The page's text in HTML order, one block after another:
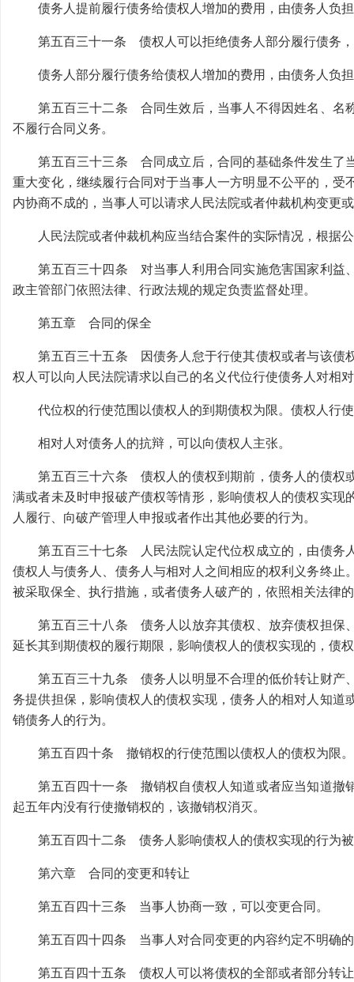
债务人提前履行债务给债权人增加的费用，由债务人负
第五百三十一条 债权人可以拒绝债务人部分履行债务，
债务人部分履行债务给债权人增加的费用，由债务人负
第五百三十二条 合同生效后，当事人不得因姓名、名称
不履行合同义务。
第五百三十三条 合同成立后，合同的基础条件发生了当
重大变化，继续履行合同对于当事人一方明显不公平的，
内协商不成的，当事人可以请求人民法院或者仲裁机构变更
人民法院或者仲裁机构应当结合案件的实际情况，根据公
第五百三十四条 对当事人利用合同实施危害国家利益、
政主管部门依照法律、行政法规的规定负责监督处理。
第五章 合同的保全
第五百三十五条 因债务人怠于行使其债权或者与该债权
权人可以向人民法院请求以自己的名义代位行使债务人对相
代位权的行使范围以债权人的到期债权为限。债权人行使
相对人对债务人的抗辩，可以向债权人主张。
第五百三十六条 债权人的债权到期前，债务人的债权或
满或者未及时申报破产债权等情形，影响债权人的债权实
人履行、向破产管理人申报或者作出其他必要的行为。
第五百三十七条 人民法院认定代位权成立的，由债务人
债权人与债务人、债务人与相对人之间相应的权利义务终
被采取保全、执行措施，或者债务人破产的，依照相关法律
第五百三十八条 债务人以放弃其债权、放弃债权担保、
延长其到期债权的履行期限，影响债权人的债权实现的，债
第五百三十九条 债务人以明显不合理的低价转让财产、
务提供担保，影响债权人的债权实现，债务人的相对人知
销债务人的行为。
第五百四十条 撤销权的行使范围以债权人的债权为限。
第五百四十一条 撤销权自债权人知道或者应当知道撤销
起五年内没有行使撤销权的，该撤销权消灭。
第五百四十二条 债务人影响债权人的债权实现的行为被
第六章 合同的变更和转让
第五百四十三条 当事人协商一致，可以变更合同。
第五百四十四条 当事人对合同变更的内容约定不明确的
第五百四十五条 债权人可以将债权的全部或者部分转让